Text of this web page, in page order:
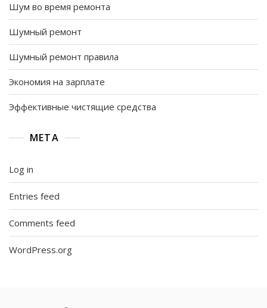
Шум во время ремонта
Шумный ремонт
Шумный ремонт правила
Экономия на зарплате
Эффективные чистящие средства
META
Log in
Entries feed
Comments feed
WordPress.org